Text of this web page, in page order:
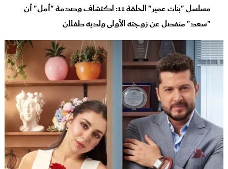
مسلسل "بنات عمير" الحلقة 11: اكتشاف وصدمة "أمل" أن
"سعد" منفصل عن زوجته الأولى ولديه طفلان